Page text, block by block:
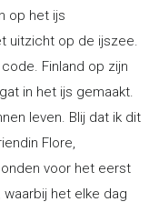
op het ijs
uitzicht op de ijszee.
Finland op zijn
in het ijs gemaakt.
leven. Blij dat ik dit
Flore,
voor het eerst
het elke dag